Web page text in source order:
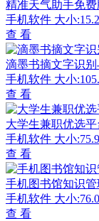
精准天气助手免
手机软件 大小
查 看
滴墨书摘文字识别
手机软件 大小
查 看
大学生兼职优选
手机软件 大小
查 看
手机图书馆知识管
手机软件 大小
查 看